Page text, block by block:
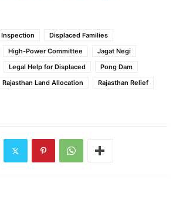
Inspection
Displaced Families
High-Power Committee
Jagat Negi
Legal Help for Displaced
Pong Dam
Rajasthan Land Allocation
Rajasthan Relief